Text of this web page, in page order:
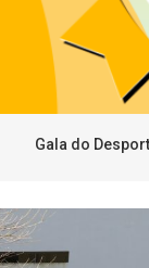
Gala do